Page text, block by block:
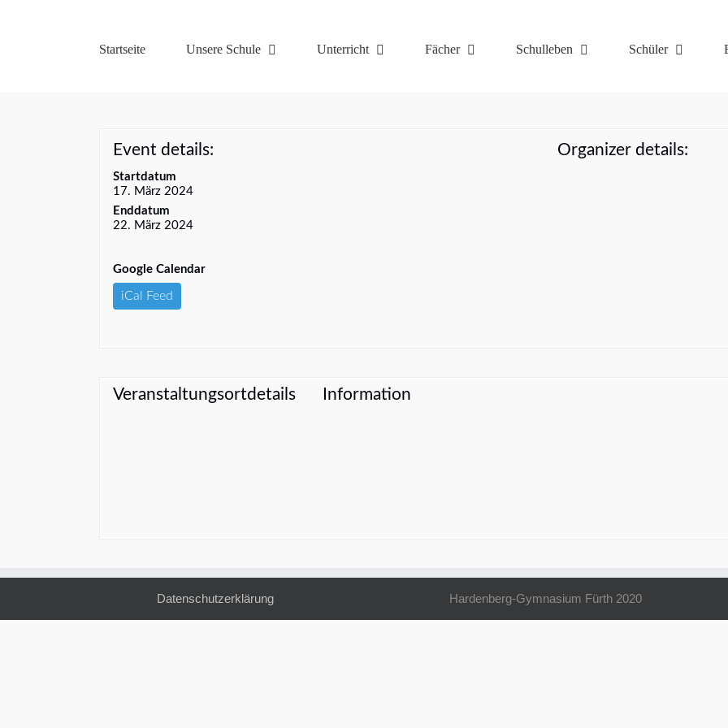
Startseite Unsere Schule Unterricht Fächer Schulleben Schüler
Event details:
Startdatum
17. März 2024
Enddatum
22. März 2024
Google Calendar
iCal Feed
Organizer details:
Veranstaltungsortdetails Information
Datenschutzerklärung Hardenberg-Gymnasium Fürth 2020